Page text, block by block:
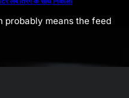
probably means the feed